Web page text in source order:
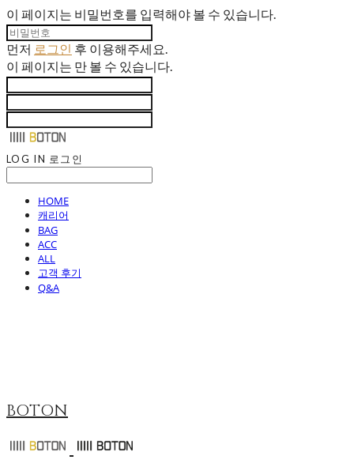
이 페이지는 비밀번호를 입력해야 볼 수 있습니다.
먼저 로그인 후 이용해주세요.
이 페이지는 만 볼 수 있습니다.
LOG IN 로그인
HOME
캐리어
BAG
ACC
ALL
고객 후기
Q&A
BOTON